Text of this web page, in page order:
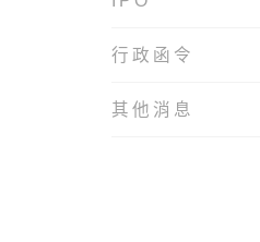
行政函令
其他消息